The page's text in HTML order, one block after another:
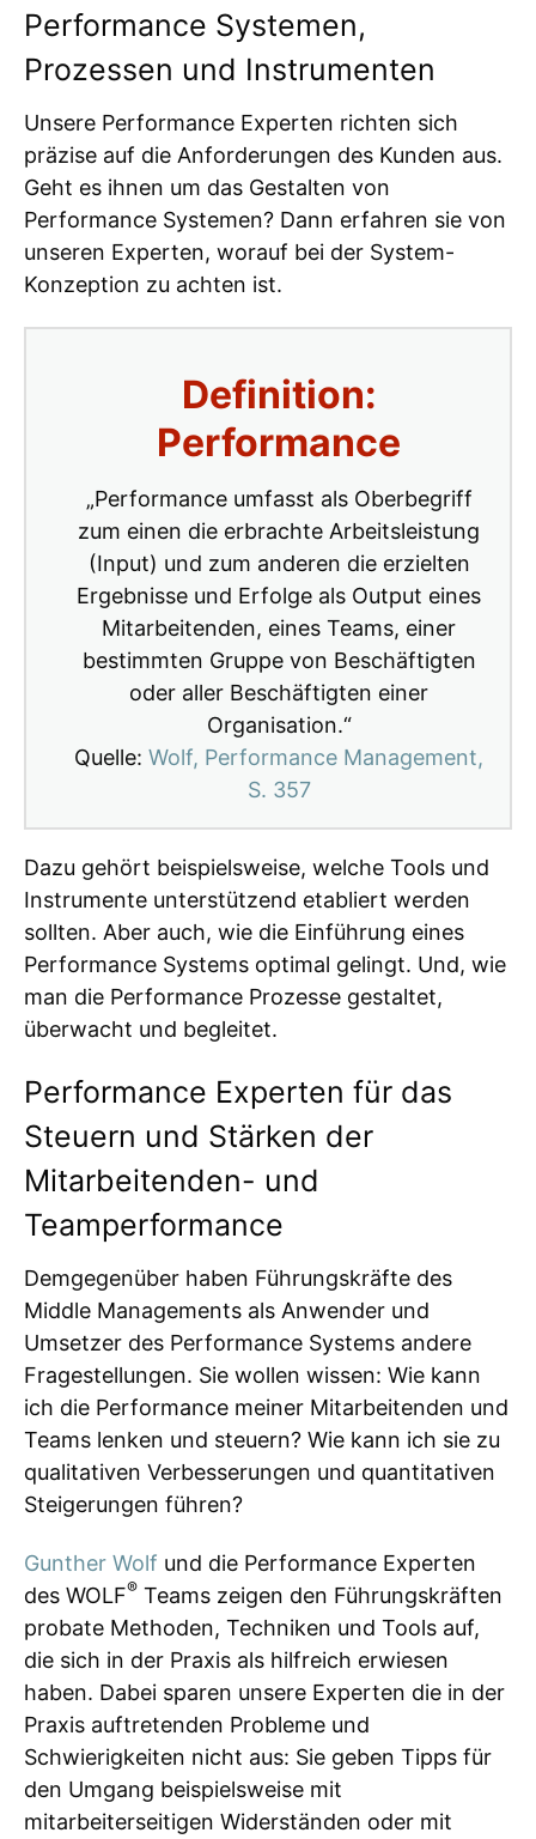
Performance Systemen,
Prozessen und Instrumenten
Unsere Performance Experten richten sich
präzise auf die Anforderungen des Kunden aus.
Geht es ihnen um das Gestalten von
Performance Systemen? Dann erfahren sie von
unseren Experten, worauf bei der System-
Konzeption zu achten ist.
Definition:
Performance
„Performance umfasst als Oberbegriff
zum einen die erbrachte Arbeitsleistung
(Input) und zum anderen die erzielten
Ergebnisse und Erfolge als Output eines
Mitarbeitenden, eines Teams, einer
bestimmten Gruppe von Beschäftigten
oder aller Beschäftigten einer
Organisation.“
Quelle: Wolf, Performance Management,
S. 357
Dazu gehört beispielsweise, welche Tools und
Instrumente unterstützend etabliert werden
sollten. Aber auch, wie die Einführung eines
Performance Systems optimal gelingt. Und, wie
man die Performance Prozesse gestaltet,
überwacht und begleitet.
Performance Experten für das
Steuern und Stärken der
Mitarbeitenden- und
Teamperformance
Demgegenüber haben Führungskräfte des
Middle Managements als Anwender und
Umsetzer des Performance Systems andere
Fragestellungen. Sie wollen wissen: Wie kann
ich die Performance meiner Mitarbeitenden und
Teams lenken und steuern? Wie kann ich sie zu
qualitativen Verbesserungen und quantitativen
Steigerungen führen?
Gunther Wolf und die Performance Experten
des WOLF® Teams zeigen den Führungskräften
probate Methoden, Techniken und Tools auf,
die sich in der Praxis als hilfreich erwiesen
haben. Dabei sparen unsere Experten die in der
Praxis auftretenden Probleme und
Schwierigkeiten nicht aus: Sie geben Tipps für
den Umgang beispielsweise mit
mitarbeiterseitigen Widerständen oder mit